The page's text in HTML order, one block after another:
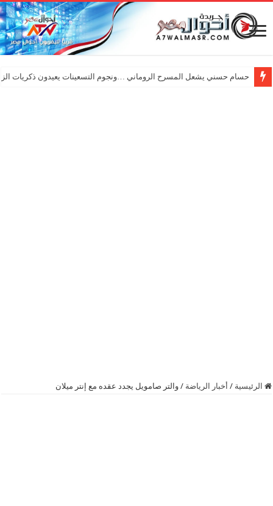
حسام حسني يشعل المسرح الروماني …ونجوم التسعينات يعيدون ذكريات
الرئيسية / أخبار الرياضة / والتر صامويل يجدد عقده مع إنتر ميلان